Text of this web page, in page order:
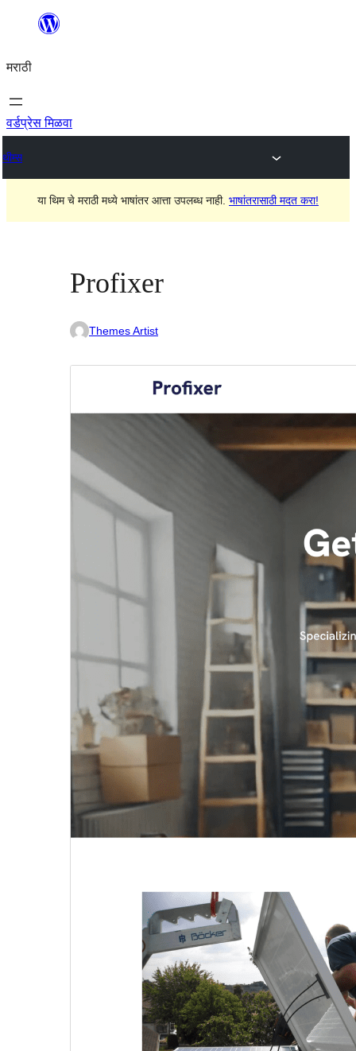
सामुग्रीवर
मराठी
वर्डप्रेस मिळवा
थीम्स
या थिम चे मराठी मध्ये भाषांतर आत्ता उपलब्ध नाही. भाषांतरासाठी मदत करा!
Profixer
Themes Artist